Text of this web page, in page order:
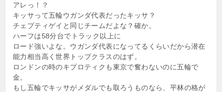
ンアレっ！？
キッサって五輪ウガンダ代表だったキッサ？
チェプティゲイと同じチームだよな？確か。
ハーフは58分台でトラック以上に
ロード強いよな。ウガンダ代表になってるくらいだから潜在
能力相当高く世界トップクラスのはず。
ロンドンの時のキプロティクも東京で奮わないのに五輪で
金。
もし五輪でキッサがメダルでも取ろうものなら、平林の格が